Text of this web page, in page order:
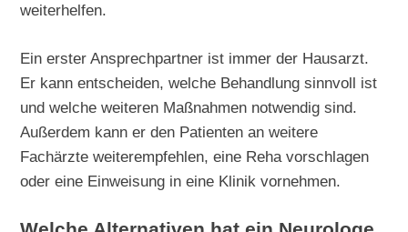
weiterhelfen.
Ein erster Ansprechpartner ist immer der Hausarzt.
Er kann entscheiden, welche Behandlung sinnvoll ist
und welche weiteren Maßnahmen notwendig sind.
Außerdem kann er den Patienten an weitere
Fachärzte weiterempfehlen, eine Reha vorschlagen
oder eine Einweisung in eine Klinik vornehmen.